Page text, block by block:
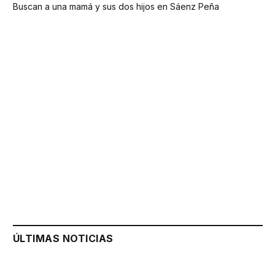
Buscan a una mamá y sus dos hijos en Sáenz Peña
ÚLTIMAS NOTICIAS